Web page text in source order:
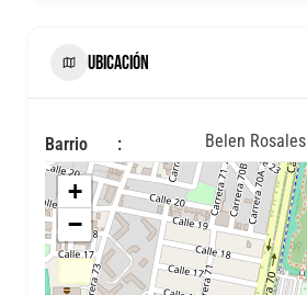
UBICACIÓN
Barrio Belen Rosales
+
−